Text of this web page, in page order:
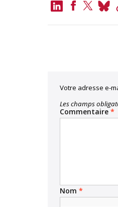
LinkedIn
Votre adresse e-
Les champs
Commentaire *
Nom *